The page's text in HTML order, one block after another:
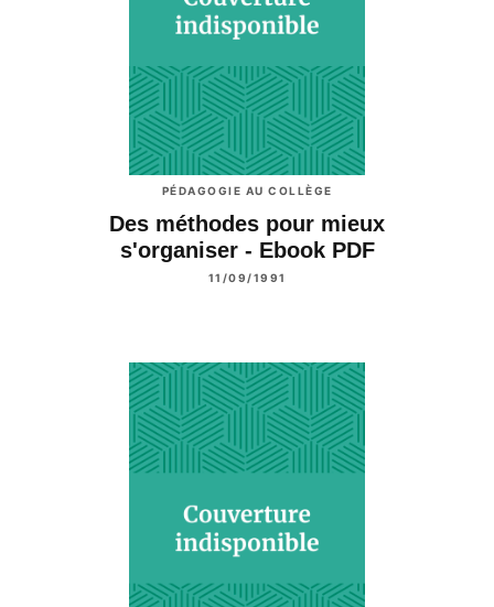
PÉDAGOGIE AU COLLÈGE
Des méthodes pour mieux
s'organiser - Ebook PDF
11/09/1991